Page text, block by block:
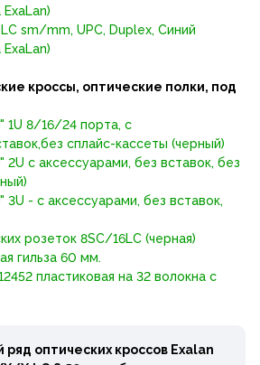
sm/mm, UPC, Duplex, Синий
кроссы, оптические полки, под
1U 8/16/24 порта, с
сплайс-кассеты (черный)
2U с аксессуарами, без вставок, без
3U - с аксессуарами, без вставок,
розеток 8SC/16LC (черная)
гильза 60 мм.
пластиковая на 32 волокна с
оптических кроссов Exalan